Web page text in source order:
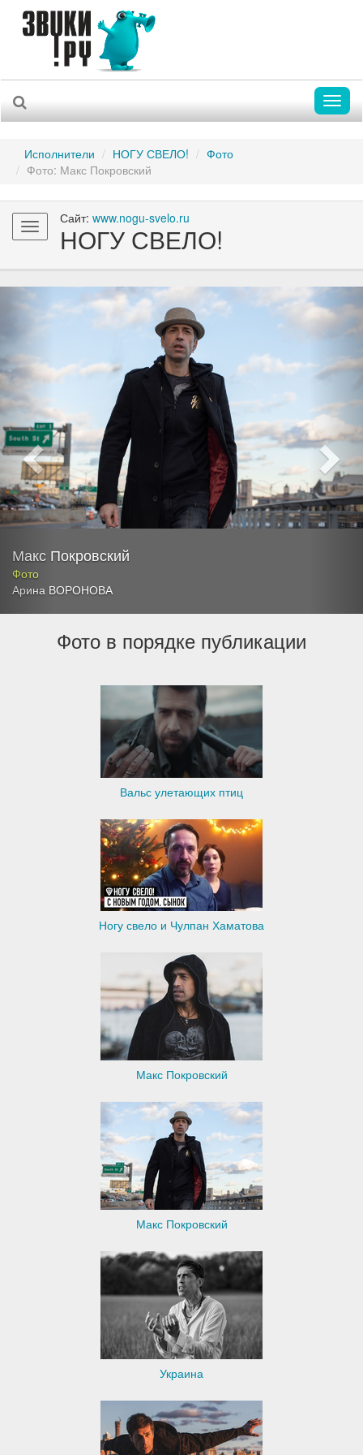
Исполнители НОГУ СВЕЛО!
Фото
Фото: Макс Покровский
Toggle
navigation
Сайт: www.nogu-svelo.ru
НОГУ СВЕЛО!
Макс Покровский
Фото
Арина ВОРОНОВА
Previous
Фото в порядке публикации
Вальс улетающих птиц
Ногу свело и Чулпан Хаматова
Макс Покровский
Макс Покровский
Украина